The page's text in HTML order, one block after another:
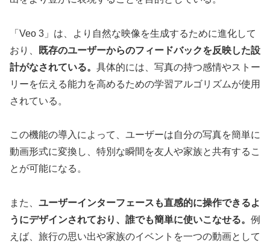
「Veo 3」は、より自然な映像を生成するために進化して
おり、
既存のユーザーからのフィードバックを反映した設
計がなされている。 具体的には、写真の持つ感情やストー
リーを伝える能力を高めるための学習アルゴリズムが使用
されている。
この機能の導入によって、ユーザーは自分の写真を簡単に
動画形式に変換し、特別な瞬間を友人や家族と共有するこ
とが可能になる。
また、 ユーザーインターフェースも直感的に操作できるよ
うにデザインされており、誰でも簡単に使いこなせる。 例
えば、旅行の思い出や家族のイベントを一つの動画として